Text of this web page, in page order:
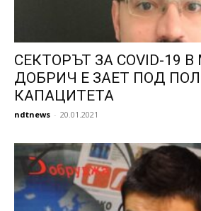
СЕКТОРЪТ ЗА COVID-19
ДОБРИЧ Е ЗАЕТ ПОД
КАПАЦИТЕТА
ndtnews - 20.01.2021